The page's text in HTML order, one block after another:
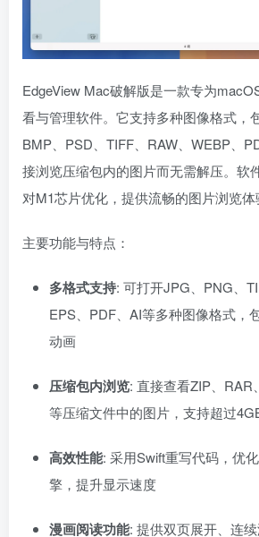
EdgeView Mac破解版是一款专为
看与管理软件。它支持多种图像格式，
BMP、PSD、TIFF、RAW、WEBP、
接浏览压缩包内的图片而无需解压。软
对M1芯片优化，提供流畅的图片浏览体
主要功能与特点：
多格式支持: 可打开JPG、PNG、
EPS、PDF、AI等多种图像格式，
动画
压缩包内浏览: 直接查看ZIP、
等压缩文件中的图片，支持超过
高效性能: 采用Swift重写代码，优
擎，提升显示速度
漫画阅读功能: 提供双页展开、连